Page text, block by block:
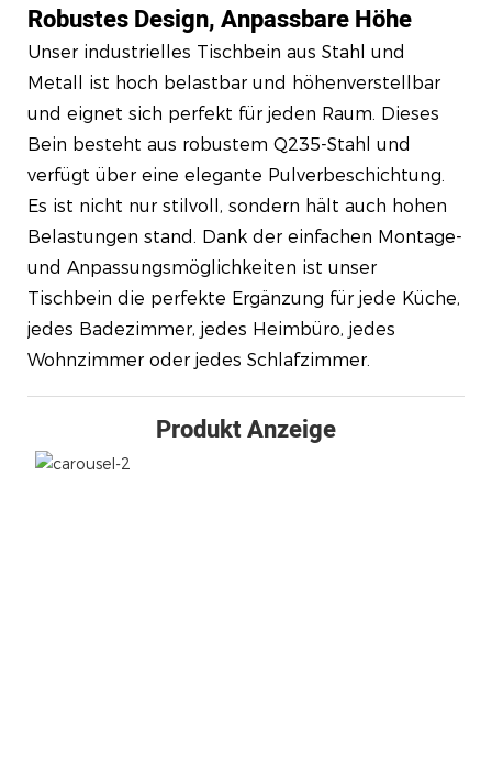
Robustes Design, Anpassbare Höhe
Unser industrielles Tischbein aus Stahl und
Metall ist hoch belastbar und höhenverstellbar
und eignet sich perfekt für jeden Raum. Dieses
Bein besteht aus robustem Q235-Stahl und
verfügt über eine elegante Pulverbeschichtung.
Es ist nicht nur stilvoll, sondern hält auch hohen
Belastungen stand. Dank der einfachen Montage-
und Anpassungsmöglichkeiten ist unser
Tischbein die perfekte Ergänzung für jede Küche,
jedes Badezimmer, jedes Heimbüro, jedes
Wohnzimmer oder jedes Schlafzimmer.
Produkt Anzeige